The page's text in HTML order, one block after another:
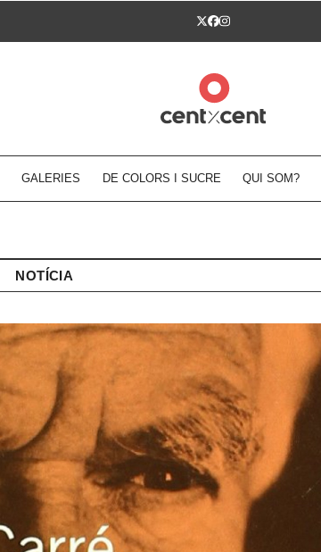
Twitter
Facebook
Instagram
GALERIES DE COLORS I SUCRE QUI SOM?
NOTÍCIA